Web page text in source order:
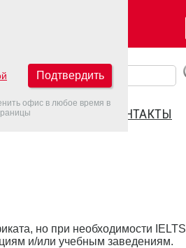
IELTS 2026 КОНТАКТЫ
но при необходимости IELTS
и/или учебным заведениям.
Подтвердить
офис в любое время в